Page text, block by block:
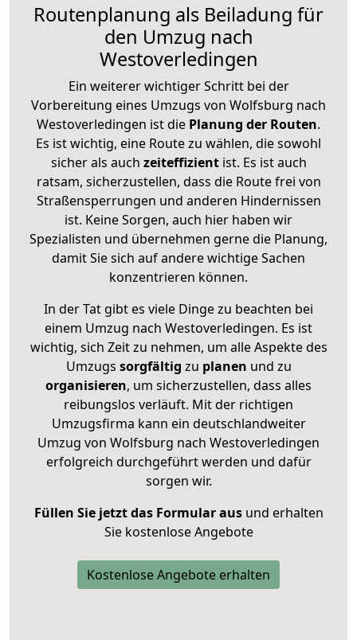
Routenplanung als Beiladung für
den Umzug nach
Westoverledingen
Ein weiterer wichtiger Schritt bei der
Vorbereitung eines Umzugs von Wolfsburg nach
Westoverledingen ist die Planung der Routen.
Es ist wichtig, eine Route zu wählen, die sowohl
sicher als auch zeiteffizientist. Es ist auch
ratsam, sicherzustellen, dass die Route frei von
Straßensperrungen und anderen Hindernissen
ist. Keine Sorgen, auch hier haben wir
Spezialisten und übernehmen gerne die Planung,
damit Sie sich auf andere wichtige Sachen
konzentrieren können.
In der Tat gibt es viele Dinge zu beachten bei
einem Umzug nach Westoverledingen. Es ist
wichtig, sich Zeit zu nehmen, um alle Aspekte des
Umzugs sorgfältig zu planen und zu
organisieren, um sicherzustellen, dass alles
reibungslos verläuft. Mit der richtigen
Umzugsfirma kann ein deutschlandweiter
Umzug von Wolfsburg nach Westoverledingen
erfolgreich durchgeführt werden und dafür
sorgen wir.
Füllen Sie jetzt das Formular ausund erhalten
Sie kostenlose Angebote
Kostenlose Angebote erhalten